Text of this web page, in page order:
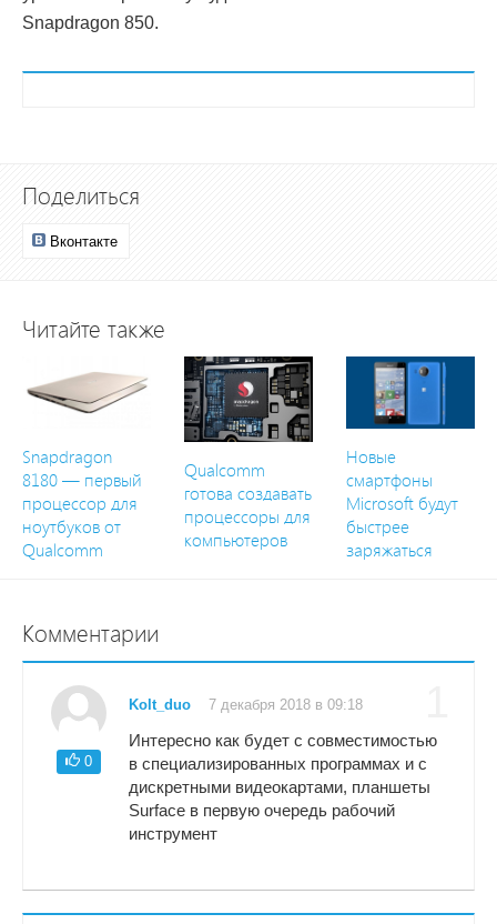
Snapdragon 850.
Поделиться
Вконтакте
Читайте также
Snapdragon
8180 — первый
процессор для
ноутбуков от
Qualcomm
Qualcomm
готова создавать
процессоры для
компьютеров
Новые
смартфоны
Microsoft будут
быстрее
заряжаться
Комментарии
0
Kolt_duo 7 декабря 2018 в 09:18
Интересно как будет с совместимостью
в специализированных программах и с
дискретными видеокартами, планшеты
Surface в первую очередь рабочий
инструмент